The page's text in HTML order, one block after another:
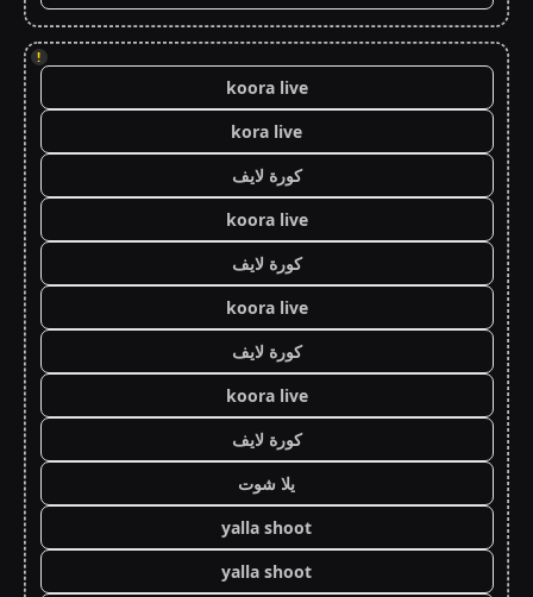
!
koora live
kora live
كورة لايف
koora live
كورة لايف
koora live
كورة لايف
koora live
كورة لايف
يلا شوت
yalla shoot
yalla shoot